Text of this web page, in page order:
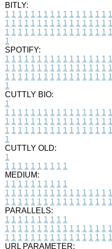
BITLY:
1 1 1 1 1 1 1 1 1 1 1 1 1 1 1 1 1
1 1 1 1 1 1 1 1 1 1 1 1 1 1 1 1 1
1 1 1 1 1 1 1 1 1 1 1 1 1 1 1 1 1
1
SPOTIFY:
1 1 1 1 1 1 1 1 1 1 1 1 1 1 1 1 1
1 1 1 1 1 1 1 1 1 1 1 1 1 1 1 1 1
1 1 1 1 1 1 1 1 1 1 1 1 1 1 1 1 1
1
CUTTLY BIO:
1
1 1 1 1 1 1 1 1 1 1 1 1 1 1 1 1 1
1 1 1 1 1 1 1 1 1 1 1 1 1 1 1 1 1
1 1 1 1 1 1 1 1 1 1 1 1 1 1 1 1 1
1
CUTTLY OLD:
1
1 1 1 1 1 1 1 1 1 1
MEDIUM:
1 1 1 1 1 1 1 1 1 1
1 1 1 1 1 1 1 1 1 1 1 1 1 1 1 1 1
1 1 1 1 1 1 1 1 1 1 1 1 1 1 1 1 1
PARALLELS:
1 1 1 1 1 1 1 1 1 1
1 1 1 1 1 1 1 1 1 1 1 1 1 1 1 1 1
1 1 1 1 1 1 1 1 1 1 1 1 1 1 1 1 1
URL PARAMETER: